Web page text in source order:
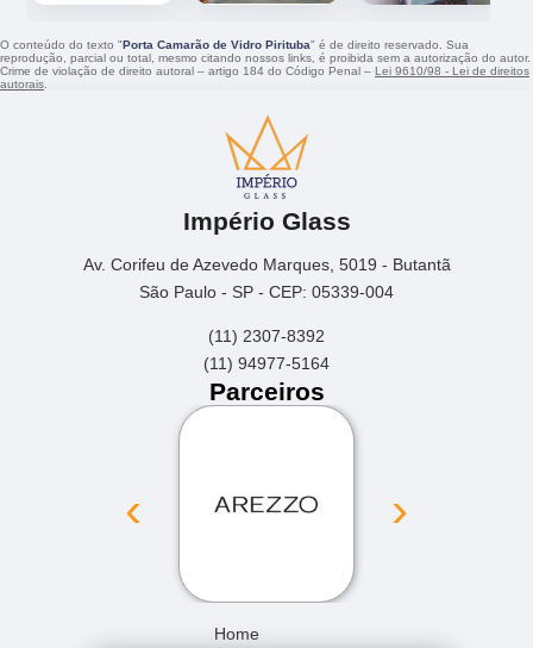
O conteúdo do texto "Porta Camarão de Vidro Pirituba" é de direito reservado. Sua
reprodução, parcial ou total, mesmo citando nossos links, é proibida sem a autorização do autor.
Crime de violação de direito autoral – artigo 184 do Código Penal – Lei 9610/98 - Lei de direitos
autorais
Império Glass
Av. Corifeu de Azevedo Marques, 5019 - Butantã
São Paulo - SP - CEP: 05339-004
(11) 2307-8392
(11) 94977-5164
Parceiros
‹ ›
Home